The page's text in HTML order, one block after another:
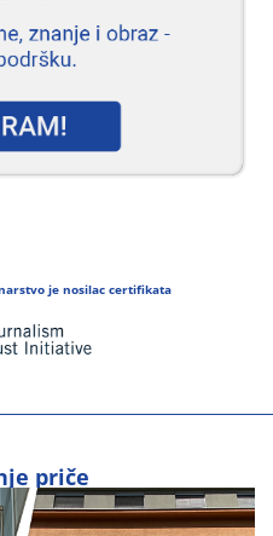
je nosilac certifikata
priče